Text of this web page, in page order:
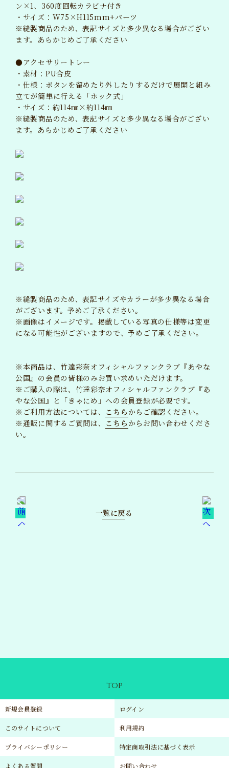
ン×1、360度回転カラビナ付き
・サイズ：W75×H115mm+パーツ
※縫製商品のため、表記サイズと多少異なる場合がござい
ます。あらかじめご了承ください
●アクセサリートレー
・素材：PU合皮
・仕様：ボタンを留めたり外したりするだけで展開と組み
立てが簡単に行える「ホック式」
・サイズ：約114㎜×約114㎜
※縫製商品のため、表記サイズと多少異なる場合がござい
ます。あらかじめご了承ください
※縫製商品のため、表記サイズやカラーが多少異なる場合
がございます。予めご了承ください。
※画像はイメージです。掲載している写真の仕様等は変更
になる可能性がございますので、予めご了承ください。
※本商品は、竹達彩奈オフィシャルファンクラブ『あやな
公国』の会員の皆様のみお買い求めいただけます。
※ご購入の際は、竹達彩奈オフィシャルファンクラブ『あ
やな公国』と「きゃにめ」への会員登録が必要です。
※ご利用方法については、 こちら からご確認ください。
※通販に関するご質問は、 こちら からお問い合わせくださ
い。
一覧に戻る
TOP
新規会員登録 ログイン
このサイトについて 利用規約
プライバシーポリシー 特定商取引法に基づく表示
よくある質問 お問い合わせ